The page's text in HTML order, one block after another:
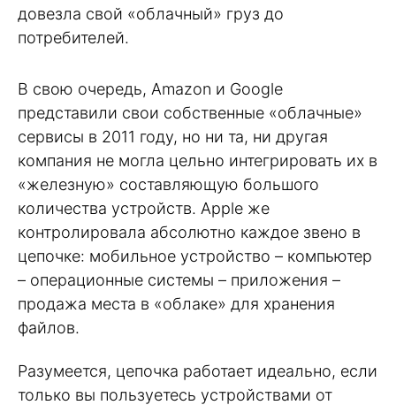
довезла свой «облачный» груз до
потребителей.
В свою очередь, Amazon и Google
представили свои собственные «облачные»
сервисы в 2011 году, но ни та, ни другая
компания не могла цельно интегрировать их в
«железную» составляющую большого
количества устройств. Apple же
контролировала абсолютно каждое звено в
цепочке: мобильное устройство – компьютер
– операционные системы – приложения –
продажа места в «облаке» для хранения
файлов.
Разумеется, цепочка работает идеально, если
только вы пользуетесь устройствами от